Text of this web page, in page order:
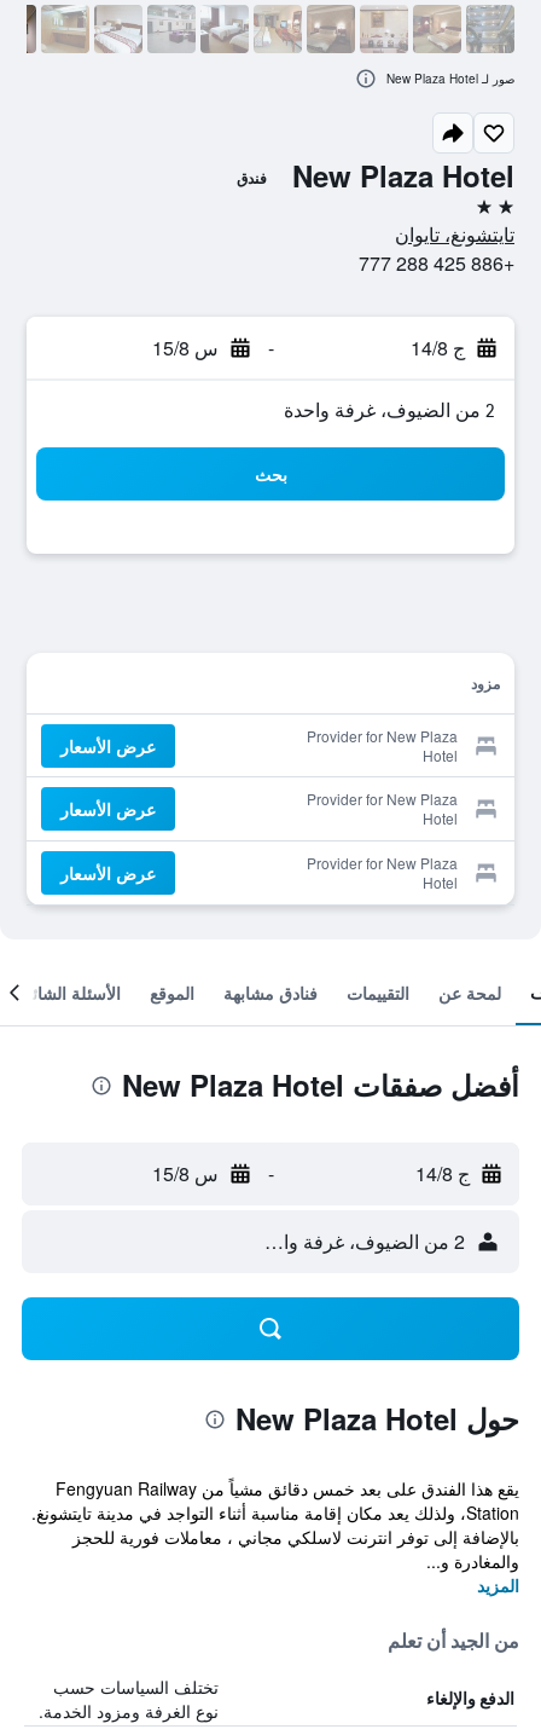
New Plaza Hotel فندق
2 نجمتين
تايتشونغ، تايوان
+886 425 288 777
ج 14/8 - س 15/8
2 من الضيوف، غرفة واحدة
بحث
مزود
Provider for New Plaza
Hotel
عرض الأسعار
Provider for New Plaza
Hotel
عرض الأسعار
Provider for New Plaza
Hotel
عرض الأسعار
صور لـ New Plaza Hotel
لمحة عن التقييمات فنادق مشابهة الموقع الأسئلة الشائعة
أفضل صفقات New Plaza Hotel
ج 14/8 - س 15/8
2 من الضيوف، غرفة واحدة
حول New Plaza Hotel
يقع هذا الفندق على بعد خمس دقائق مشياً من Fengyuan Railway
Station، ولذلك يعد مكان إقامة مناسبة أثناء التواجد في مدينة تايتشونغ.
بالإضافة إلى توفر انترنت لاسلكي مجاني ، معاملات فورية للحجز
والمغادرة و...
المزيد
من الجيد أن تعلم
الدفع والإلغاء
تختلف السياسات حسب
نوع الغرفة ومزود الخدمة.